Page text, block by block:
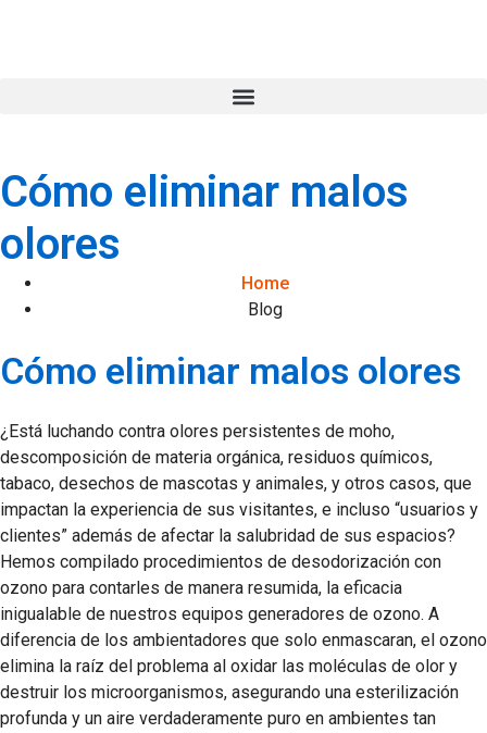
Cómo eliminar malos
olores
Home
Blog
Cómo eliminar malos olores
¿Está luchando contra olores persistentes de moho,
descomposición de materia orgánica, residuos químicos,
tabaco, desechos de mascotas y animales, y otros casos, que
impactan la experiencia de sus visitantes, e incluso “usuarios y
clientes” además de afectar la salubridad de sus espacios?
Hemos compilado procedimientos de desodorización con
ozono para contarles de manera resumida, la eficacia
inigualable de nuestros equipos generadores de ozono. A
diferencia de los ambientadores que solo enmascaran, el ozono
elimina la raíz del problema al oxidar las moléculas de olor y
destruir los microorganismos, asegurando una esterilización
profunda y un aire verdaderamente puro en ambientes tan